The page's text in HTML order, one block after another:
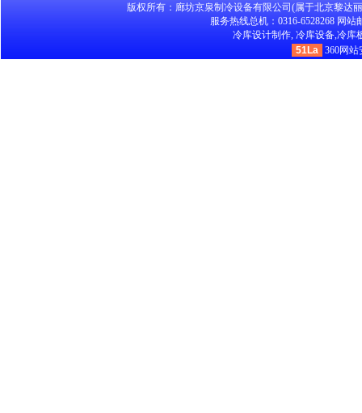
版权所有：廊坊京泉制冷设备有限公司(属于北京黎达
服务热线总机：0316-6528268 网站
冷库设计制作, 冷库设备,冷库
51La
360网站